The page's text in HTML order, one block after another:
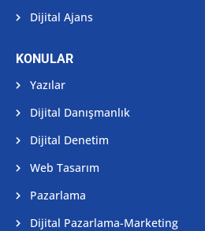
Dijital Ajans
KONULAR
Yazılar
Dijital Danışmanlık
Dijital Denetim
Web Tasarım
Pazarlama
Dijital Pazarlama-Marketing